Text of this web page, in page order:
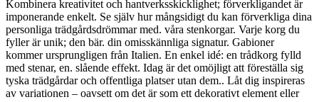
Kombinera kreativitet och hantverksskicklighet; förverkligandet är
imponerande enkelt. Se själv hur mångsidigt du kan förverkliga dina
personliga trädgårdsdrömmar med. våra stenkorgar. Varje korg du
fyller är unik; den bär. din omisskännliga signatur. Gabioner
kommer ursprungligen från Italien. En enkel idé: en trådkorg fylld
med stenar, en. slående effekt. Idag är det omöjligt att föreställa sig
tyska trädgårdar och offentliga platser utan dem.. Låt dig inspireras
av variationen – oavsett om det är som ett dekorativt element eller